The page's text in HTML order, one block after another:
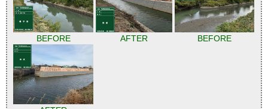
BEFORE AFTER BEFORE